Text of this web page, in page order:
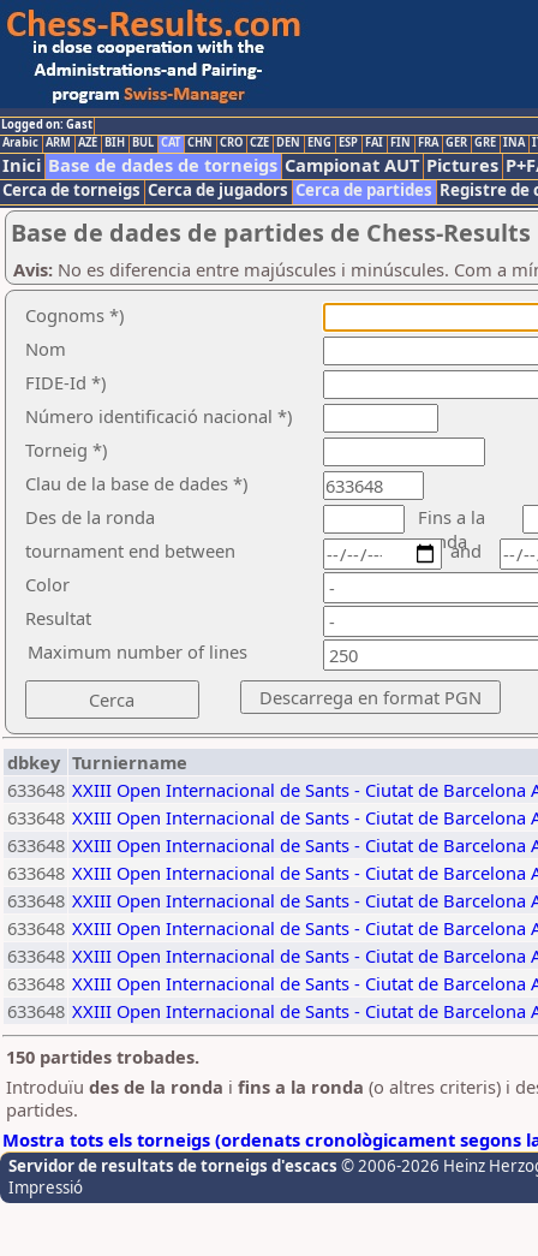
Logged on: Gast
Arabic ARM AZE BIH BUL CAT CHN CRO CZE DEN ENG ESP FAI FIN FRA GER GRE INA
Inici Base de dades de torneigs Campionat AUT Pictures
Cerca de torneigs Cerca de jugadors Cerca de partides Registre de
Base de dades de partides de Chess-Results
Avis: No es diferencia entre majúscules i minúscules. Com a
Cognoms *)
Nom
FIDE-Id *)
Número identificació nacional *)
Torneig *)
Clau de la base de dades *)
Des de la ronda
Fins a la
ronda
tournament end between
Color
Resultat
and
Maximum number of lines
dbkey Turniername
633648 XXIII Open Internacional de Sants - Ciutat de Barcelona
633648 XXIII Open Internacional de Sants - Ciutat de Barcelona
633648 XXIII Open Internacional de Sants - Ciutat de Barcelona
633648 XXIII Open Internacional de Sants - Ciutat de Barcelona
633648 XXIII Open Internacional de Sants - Ciutat de Barcelona
633648 XXIII Open Internacional de Sants - Ciutat de Barcelona
633648 XXIII Open Internacional de Sants - Ciutat de Barcelona
633648 XXIII Open Internacional de Sants - Ciutat de Barcelona
633648 XXIII Open Internacional de Sants - Ciutat de Barcelona
150 partides trobades.
Introduïu des de la ronda i fins a la ronda (o altres criteris) i
partides.
Mostra tots els torneigs (ordenats cronològicament segons
Servidor de resultats de torneigs d'escacs © 2006-2026 Heinz
Impressió